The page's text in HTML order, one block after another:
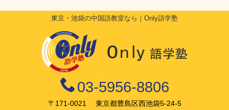
東京・池袋の中国語教室なら｜Only語学塾
03-5956-8806
〒171-0021 東京都豊島区西池袋5-24-5